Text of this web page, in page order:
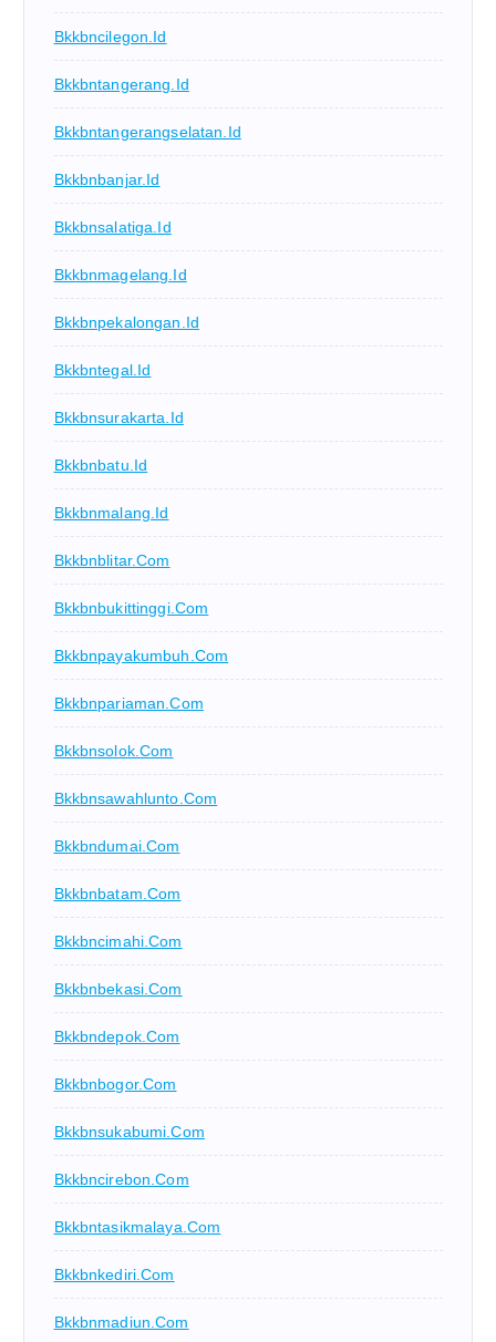
Bkkbncilegon.id
Bkkbntangerang.id
Bkkbntangerangselatan.id
Bkkbnbanjar.id
Bkkbnsalatiga.id
Bkkbnmagelang.id
Bkkbnpekalongan.id
Bkkbntegal.id
Bkkbnsurakarta.id
Bkkbnbatu.id
Bkkbnmalang.id
Bkkbnblitar.com
Bkkbnbukittinggi.com
Bkkbnpayakumbuh.com
Bkkbnpariaman.com
Bkkbnsolok.com
Bkkbnsawahlunto.com
Bkkbndumai.com
Bkkbnbatam.com
Bkkbncimahi.com
Bkkbnbekasi.com
Bkkbndepok.com
Bkkbnbogor.com
Bkkbnsukabumi.com
Bkkbncirebon.com
Bkkbntasikmalaya.com
Bkkbnkediri.com
Bkkbnmadiun.com